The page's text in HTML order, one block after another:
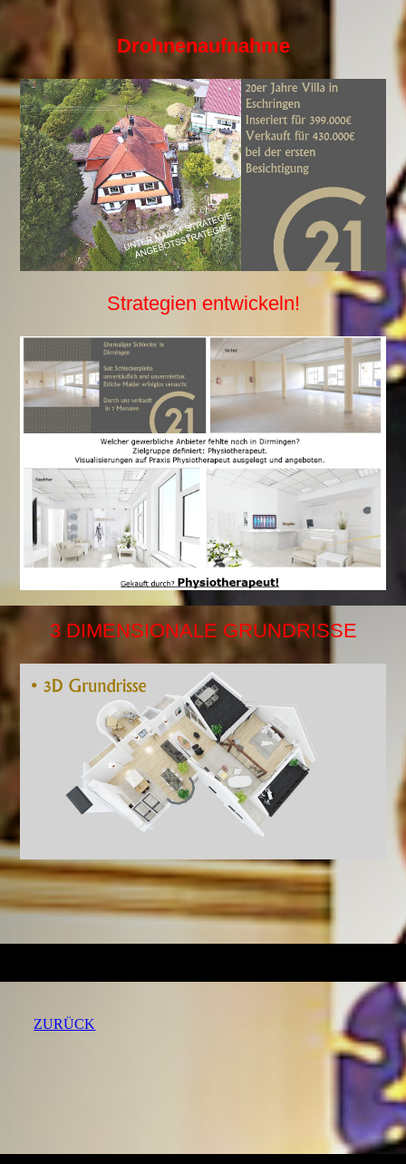
Drohnenaufnahme
Strategien entwickeln!
3 DIMENSIONALE GRUNDRISSE
ZURÜCK